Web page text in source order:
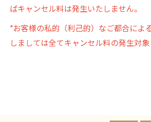
ばキャンセル料は発生いたしません。
*お客様の私的（利己的）なご都合によ
しましては全てキャンセル料の発生対象